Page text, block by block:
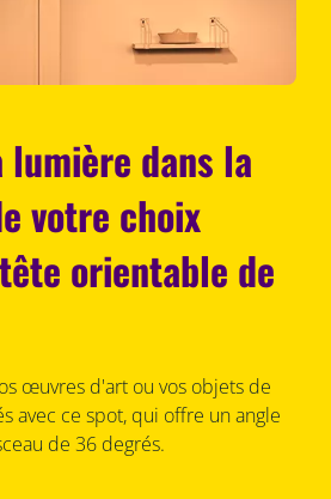
dans la
votre choix
orientable de
œuvres d'art ou vos objets de
avec ce spot, qui offre un angle
de 36 degrés.